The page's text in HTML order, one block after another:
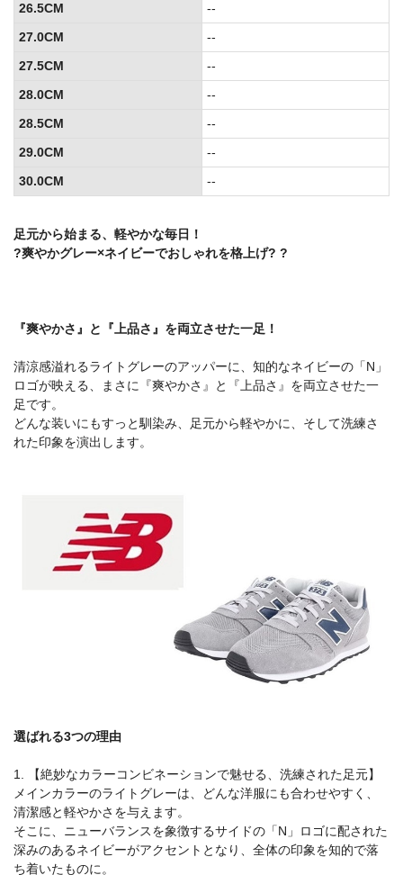
足元から始まる、軽やかな毎日！
?爽やかグレー×ネイビーでおしゃれを格上げ? ?
『爽やかさ』と『上品さ』を両立させた一足！
清涼感溢れるライトグレーのアッパーに、知的なネイビーの「N」
ロゴが映える、まさに『爽やかさ』と『上品さ』を両立させた一
足です。
どんな装いにもすっと馴染み、足元から軽やかに、そして洗練さ
れた印象を演出します。
選ばれる3つの理由
1. 【絶妙なカラーコンビネーションで魅せる、洗練された足元】
メインカラーのライトグレーは、どんな洋服にも合わせやすく、
清潔感と軽やかさを与えます。
そこに、ニューバランスを象徴するサイドの「N」ロゴに配された
深みのあるネイビーがアクセントとなり、全体の印象を知的で落
ち着いたものに。
26.5CM
--
27.0CM
--
27.5CM
--
28.0CM
--
28.5CM
--
29.0CM
--
30.0CM
--